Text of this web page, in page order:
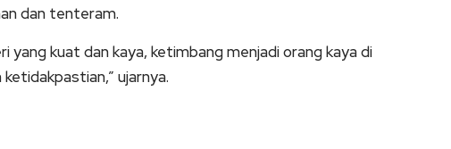
dan tenteram.
yang kuat dan kaya, ketimbang menjadi orang kaya di
ujarnya.